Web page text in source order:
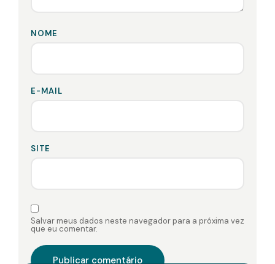
NOME
E-MAIL
SITE
Salvar meus dados neste navegador para a próxima vez
que eu comentar.